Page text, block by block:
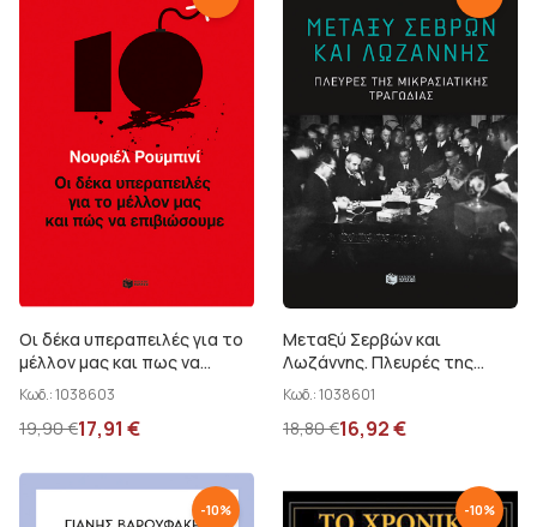
Οι δέκα υπεραπειλές για το
μέλλον μας και πως να
επιβιώσουμε
Κωδ.:1038603
19,90€17,91 €
Μεταξύ Σερβών και
Λωζάννης. Πλευρές της
μικρασιατικής τραγωδίας
Κωδ.:1038601
18,80€16,92€
-10% -10%